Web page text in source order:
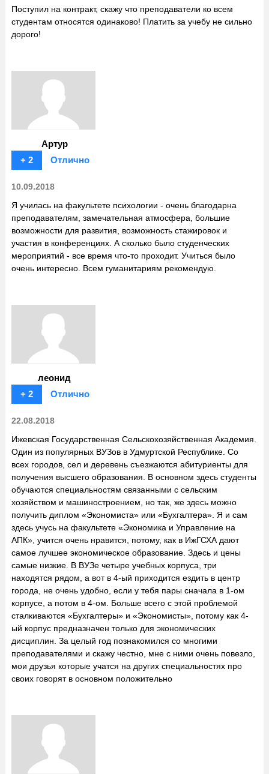
Поступил на контракт, скажу что преподаватели ко всем
студентам относятся одинаково! Платить за учебу не сильно
дорого!
Артур
+ 2
Отлично
10.09.2018
Я училась на факультете психологии - очень благодарна
преподавателям, замечательная атмосфера, большие
возможности для развития, возможность стажировок и
участия в конференциях. А сколько было студенческих
мероприятий - все время что-то проходит. Учиться было
очень интересно. Всем гуманитариям рекомендую.
леонид
+ 2
Отлично
22.08.2018
Ижевская Государственная Сельскохозяйственная Академия.
Один из популярных ВУЗов в Удмуртской Республике. Со
всех городов, сел и деревень съезжаются абитуриенты для
получения высшего образования. В основном здесь студенты
обучаются специальностям связанными с сельским
хозяйством и машиностроением, но так, же здесь можно
получить диплом «Экономиста» или «Бухгалтера». Я и сам
здесь учусь на факультете «Экономика и Управление на
АПК», учится очень нравится, потому, как в ИжГСХА дают
самое лучшее экономическое образование. Здесь и цены
самые низкие. В ВУЗе четыре учебных корпуса, три
находятся рядом, а вот в 4-ый приходится ездить в центр
города, не очень удобно, если у тебя пары сначала в 1-ом
корпусе, а потом в 4-ом. Больше всего с этой проблемой
сталкиваются «Бухгалтеры» и «Экономисты», потому как 4-
ый корпус предназначен только для экономических
дисциплин. За целый год познакомился со многими
преподавателями и скажу честно, мне с ними очень повезло,
мои друзья которые учатся на других специальностях про
своих говорят в основном положительно